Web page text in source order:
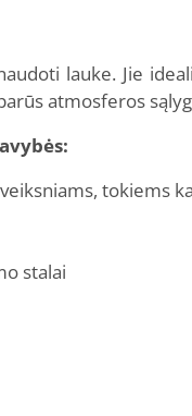
lauke. Jie
atmosferos
tokiems
stalai